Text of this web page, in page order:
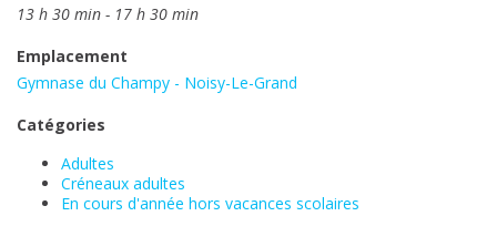
13 h 30 min - 17 h 30 min
Emplacement
Gymnase du Champy - Noisy-Le-Grand
Catégories
Adultes
Créneaux adultes
En cours d'année hors vacances scolaires